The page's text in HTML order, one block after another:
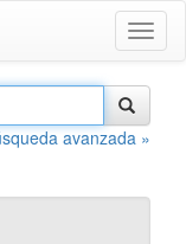
avanzada »